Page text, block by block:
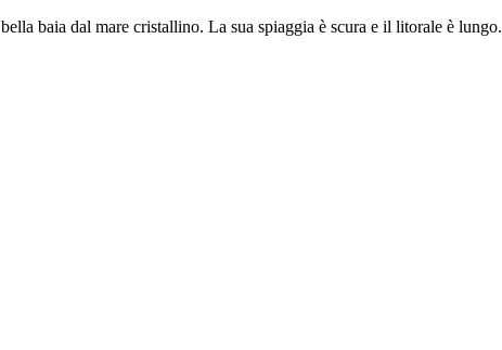
baia dal mare cristallino. La sua spiaggia è scura e il litorale è lungo.